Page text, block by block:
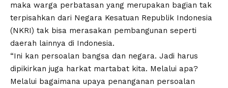
maka warga perbatasan yang merupakan bagian tak
terpisahkan dari Negara Kesatuan Republik Indonesia
(NKRI) tak bisa merasakan pembangunan seperti
daerah lainnya di Indonesia.
“Ini kan persoalan bangsa dan negara. Jadi harus
dipikirkan juga harkat martabat kita. Melalui apa?
Melalui bagaimana upaya penanganan persoalan